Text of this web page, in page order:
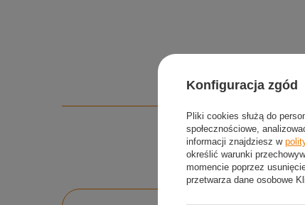
Konfiguracja zgód
Pliki cookies służą do
społecznościowe,
informacji znajdziesz w
określić warunki
momencie poprzez
przetwarza dane osobowe